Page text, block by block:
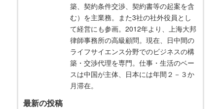
築、契約条件交渉、契約書等の起案を含
む）を主業務。また3社の社外役員とし
て経営にも参画。2012年より、上海大邦
律師事務所の高級顧問。現在、日中間の
ライフサイエンス分野でのビジネスの構
築・交渉代理を専門。仕事・生活のベー
スは中国が主体、日本には年間２－３か
月滞在。
最新の投稿